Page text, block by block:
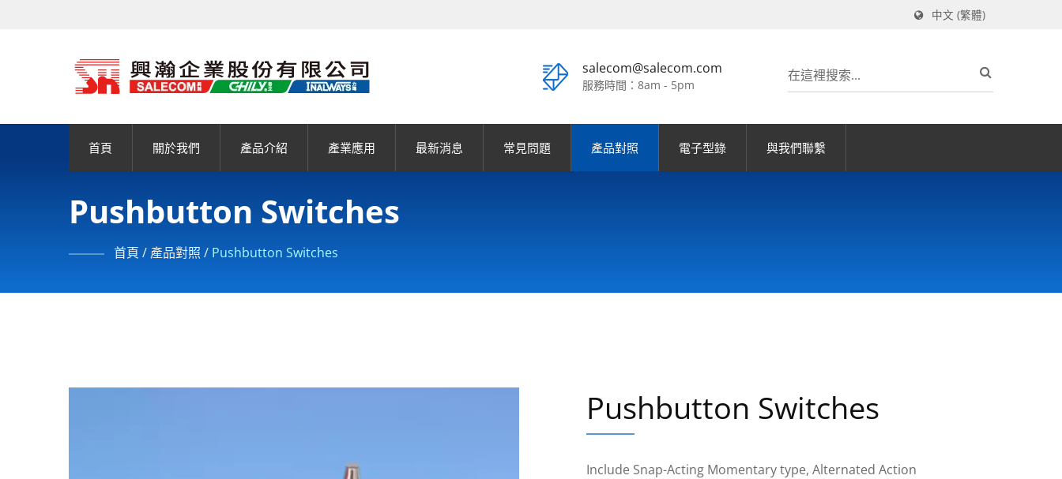
中文 (繁體)
salecom@salecom.com
服務時間：8am - 5pm
首頁 關於我們 產品介紹 產業應用 最新消息 常見問題 產品對照 電子型錄 與我們聯繫
Pushbutton Switches
首頁 / 產品對照 / Pushbutton Switches
Pushbutton Switches
Include Snap-Acting Momentary type, Alternated Action